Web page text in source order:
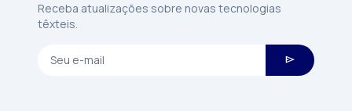
Receba atualizações sobre novas tecnologias
têxteis.
send